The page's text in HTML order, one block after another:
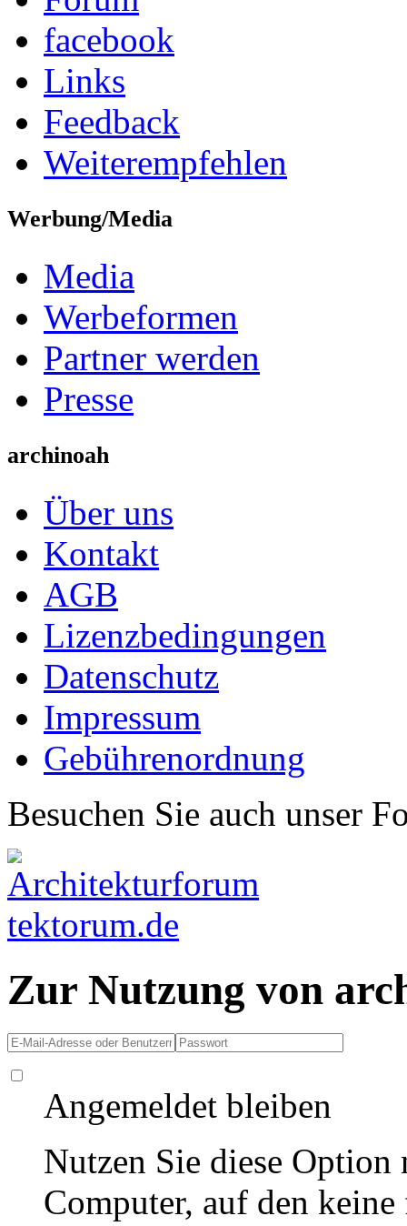
facebook
Links
Feedback
Weiterempfehlen
Werbung/Media
Media
Werbeformen
Partner werden
Presse
archinoah
Über uns
Kontakt
AGB
Lizenzbedingungen
Datenschutz
Impressum
Gebührenordnung
Besuchen Sie auch unser
Zur Nutzung von
Angemeldet bleiben
Nutzen Sie diese
Computer, auf den